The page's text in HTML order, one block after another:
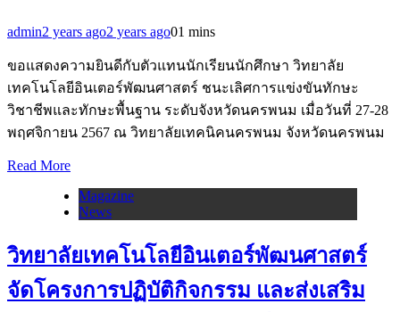
admin2 years ago2 years ago01 mins
ขอแสดงความยินดีกับตัวแทนนักเรียนนักศึกษา วิทยาลัย
เทคโนโลยีอินเตอร์พัฒนศาสตร์ ชนะเลิศการแข่งขันทักษะ
วิชาชีพและทักษะพื้นฐาน ระดับจังหวัดนครพนม เมื่อวันที่ 27-28
พฤศจิกายน 2567 ณ วิทยาลัยเทคนิคนครพนม จังหวัดนครพนม
Read More
Magazine
News
วิทยาลัยเทคโนโลยีอินเตอร์พัฒนศาสตร์
จัดโครงการปฏิบัติกิจกรรม และส่งเสริม